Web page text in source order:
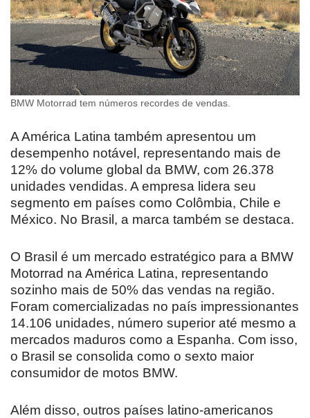
BMW Motorrad tem números recordes de vendas.
A América Latina também apresentou um
desempenho notável, representando mais de
12% do volume global da BMW, com 26.378
unidades vendidas. A empresa lidera seu
segmento em países como Colômbia, Chile e
México. No Brasil, a marca também se destaca.
O Brasil é um mercado estratégico para a BMW
Motorrad na América Latina, representando
sozinho mais de 50% das vendas na região.
Foram comercializadas no país impressionantes
14.106 unidades, número superior até mesmo a
mercados maduros como a Espanha. Com isso,
o Brasil se consolida como o sexto maior
consumidor de motos BMW.
Além disso, outros países latino-americanos